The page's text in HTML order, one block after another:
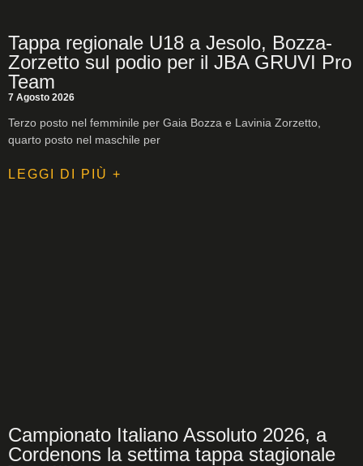
Tappa regionale U18 a Jesolo, Bozza-
Zorzetto sul podio per il JBA GRUVI Pro
Team
7 Agosto 2026
Terzo posto nel femminile per Gaia Bozza e Lavinia Zorzetto,
quarto posto nel maschile per
LEGGI DI PIÙ +
Campionato Italiano Assoluto 2026, a
Cordenons la settima tappa stagionale